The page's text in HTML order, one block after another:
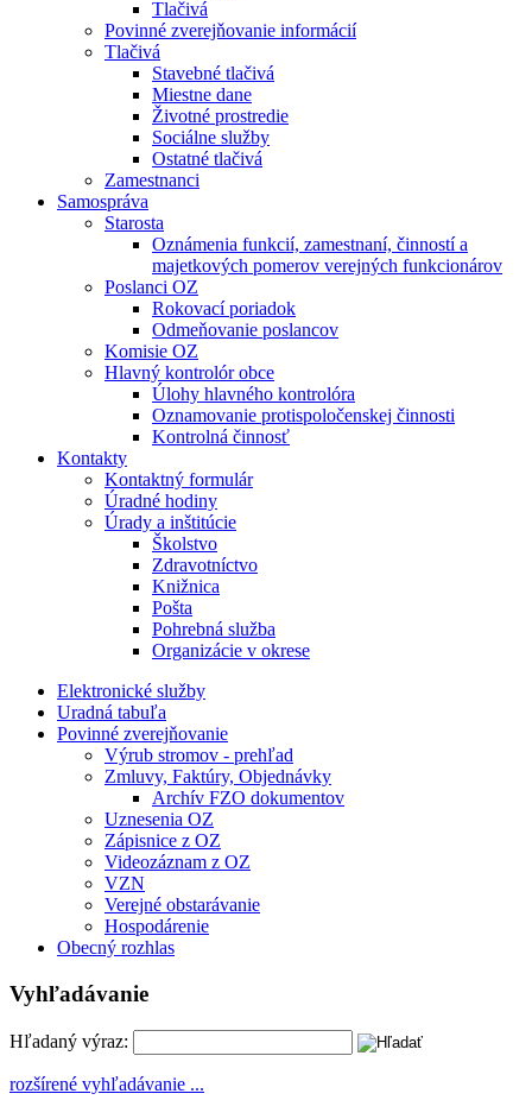
Tlačivá
Povinné zverejňovanie informácií
Tlačivá
Stavebné tlačivá
Miestne dane
Životné prostredie
Sociálne služby
Ostatné tlačivá
Zamestnanci
Samospráva
Starosta
Oznámenia funkcií, zamestnaní, činností a
majetkových pomerov verejných funkcionárov
Poslanci OZ
Rokovací poriadok
Odmeňovanie poslancov
Komisie OZ
Hlavný kontrolór obce
Úlohy hlavného kontrolóra
Oznamovanie protispoločenskej činnosti
Kontrolná činnosť
Kontakty
Kontaktný formulár
Úradné hodiny
Úrady a inštitúcie
Školstvo
Zdravotníctvo
Knižnica
Pošta
Pohrebná služba
Organizácie v okrese
Elektronické služby
Uradná tabuľa
Povinné zverejňovanie
Výrub stromov - prehľad
Zmluvy, Faktúry, Objednávky
Archív FZO dokumentov
Uznesenia OZ
Zápisnice z OZ
Videozáznam z OZ
VZN
Verejné obstarávanie
Hospodárenie
Obecný rozhlas
Vyhľadávanie
Hľadaný výraz:
rozšírené vyhľadávanie ...